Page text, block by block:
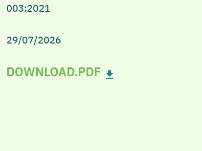
003:2021
29/07/2026
DOWNLOAD.PDF